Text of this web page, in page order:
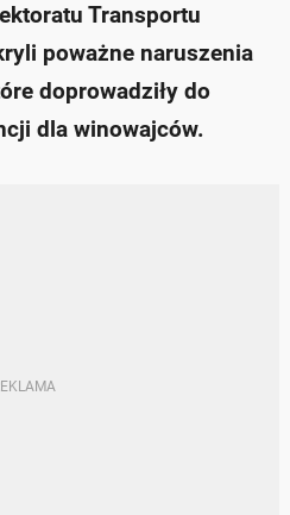
Transportu
poważne naruszenia
doprowadziły do
dla winowajców.